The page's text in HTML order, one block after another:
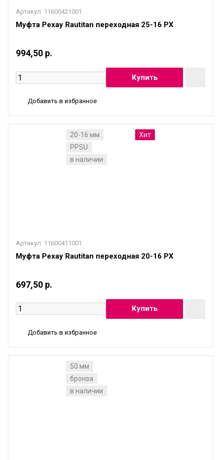
Артикул: 11600421001
Муфта Рехау Rautitan переходная 25-16 PX
994,50 р.
Добавить в избранное
20-16 мм
PPSU
в наличии
Хит
Артикул: 11600411001
Муфта Рехау Rautitan переходная 20-16 PX
697,50 р.
Добавить в избранное
50 мм
бронза
в наличии